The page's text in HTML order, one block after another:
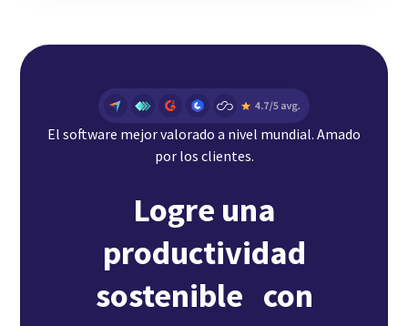
El software mejor valorado a nivel mundial. Amado
por los clientes.
Logre una
productividad
sostenible con